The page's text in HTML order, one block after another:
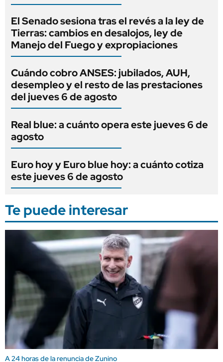
El Senado sesiona tras el revés a la ley de
Tierras: cambios en desalojos, ley de
Manejo del Fuego y expropiaciones
Cuándo cobro ANSES: jubilados, AUH,
desempleo y el resto de las prestaciones
del jueves 6 de agosto
Real blue: a cuánto opera este jueves 6 de
agosto
Euro hoy y Euro blue hoy: a cuánto cotiza
este jueves 6 de agosto
Te puede interesar
A 24 horas de la renuncia de Zunino